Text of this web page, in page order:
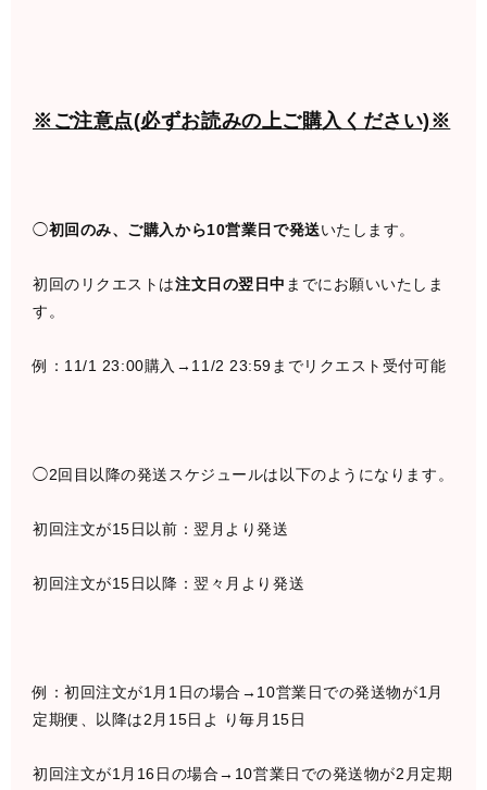
※ご注意点(必ずお読みの上ご購入ください)※
◯初回のみ、ご購入から10営業日で発送いたします。
初回のリクエストは注文日の翌日中 までにお願いいたしま
す。
例：11/1 23:00購入→11/2 23:59までリクエスト受付可能
◯2回目以降の発送スケジュールは以下のようになります。
初回注文が15日以前：翌月より発送
初回注文が15日以降：翌々月より発送
例：初回注文が1月1日の場合→10営業日での発送物が1月
定期便、以降は2月15日よ り毎月15日
初回注文が1月16日の場合→10営業日での発送物が2月定期